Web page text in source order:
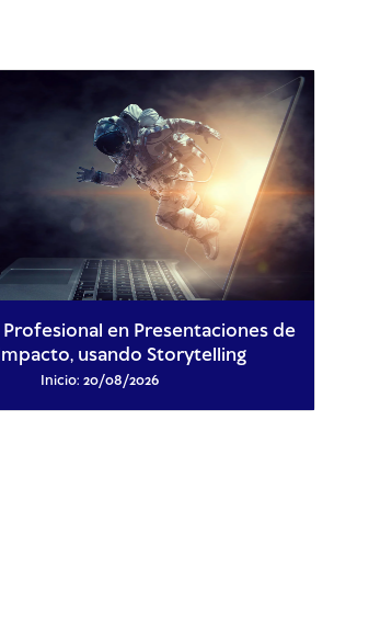
en Presentaciones de
usando Storytelling
Inicio: 20/08/2026